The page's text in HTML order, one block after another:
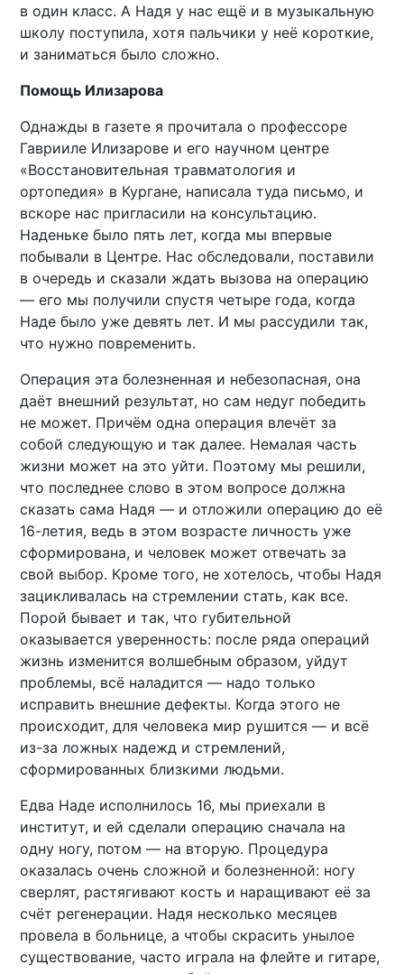
в один класс. А Надя у нас ещё и в музыкальную
школу поступила, хотя пальчики у неё короткие,
и заниматься было сложно.
Помощь Илизарова
Однажды в газете я прочитала о профессоре
Гаврииле Илизарове и его научном центре
«Восстановительная травматология и
ортопедия» в Кургане, написала туда письмо, и
вскоре нас пригласили на консультацию.
Наденьке было пять лет, когда мы впервые
побывали в Центре. Нас обследовали, поставили
в очередь и сказали ждать вызова на операцию
— его мы получили спустя четыре года, когда
Наде было уже девять лет. И мы рассудили так,
что нужно повременить.
Операция эта болезненная и небезопасная, она
даёт внешний результат, но сам недуг победить
не может. Причём одна операция влечёт за
собой следующую и так далее. Немалая часть
жизни может на это уйти. Поэтому мы решили,
что последнее слово в этом вопросе должна
сказать сама Надя — и отложили операцию до её
16-летия, ведь в этом возрасте личность уже
сформирована, и человек может отвечать за
свой выбор. Кроме того, не хотелось, чтобы Надя
зацикливалась на стремлении стать, как все.
Порой бывает и так, что губительной
оказывается уверенность: после ряда операций
жизнь изменится волшебным образом, уйдут
проблемы, всё наладится — надо только
исправить внешние дефекты. Когда этого не
происходит, для человека мир рушится — и всё
из-за ложных надежд и стремлений,
сформированных близкими людьми.
Едва Наде исполнилось 16, мы приехали в
институт, и ей сделали операцию сначала на
одну ногу, потом — на вторую. Процедура
оказалась очень сложной и болезненной: ногу
сверлят, растягивают кость и наращивают её за
счёт регенерации. Надя несколько месяцев
провела в больнице, а чтобы скрасить унылое
существование, часто играла на флейте и гитаре,